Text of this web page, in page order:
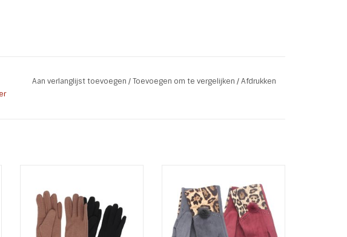
Aan verlanglijst toevoegen /Toevoegen om te vergelijken /Afdrukken
rekbare stof en heerlijk warm.
TOEVOEGEN AAN WINKELWAGEN
Beautiful Lady
Maat: 1 maat - rekbaar
Kleur: Grijs of Rood met
dierenprint
Materiaal: Katoen, Polyester